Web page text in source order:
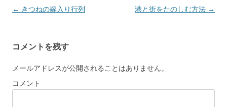
Post navigation
← きつねの嫁入り行列 港と街をたのしむ方法 →
コメントを残す
メールアドレスが公開されることはありません。
コメント